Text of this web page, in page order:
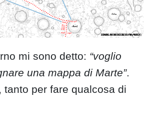
mi sono detto: “voglio
una mappa di Marte”.
tanto per fare qualcosa di